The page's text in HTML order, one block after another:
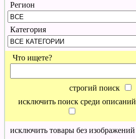
Регион
Категория
Что ищете?
строгий поиск
исключить поиск среди описаний
исключить товары без изображений